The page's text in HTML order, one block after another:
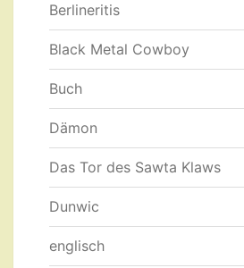
Berlineritis
Black Metal Cowboy
Buch
Dämon
Das Tor des Sawta Klaws
Dunwic
englisch